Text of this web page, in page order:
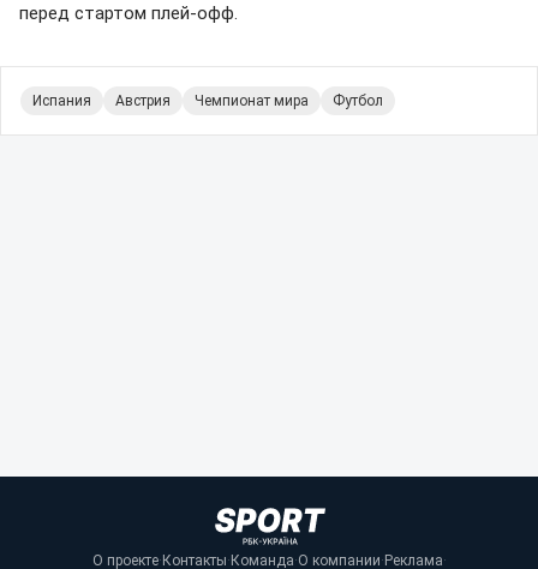
перед стартом плей-офф.
Испания Австрия Чемпионат мира Футбол
О проекте·Контакты·Команда·О компании·Реклама·